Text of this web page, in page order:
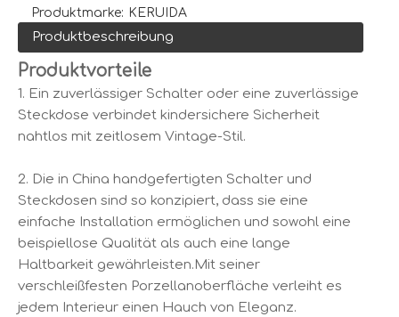
Produktmarke: KERUIDA
Produktbeschreibung
Produktvorteile
1. Ein zuverlässiger Schalter oder eine zuverlässige
Steckdose verbindet kindersichere Sicherheit
nahtlos mit zeitlosem Vintage-Stil.
2. Die in China handgefertigten Schalter und
Steckdosen sind so konzipiert, dass sie eine
einfache Installation ermöglichen und sowohl eine
beispiellose Qualität als auch eine lange
Haltbarkeit gewährleisten.Mit seiner
verschleißfesten Porzellanoberfläche verleiht es
jedem Interieur einen Hauch von Eleganz.